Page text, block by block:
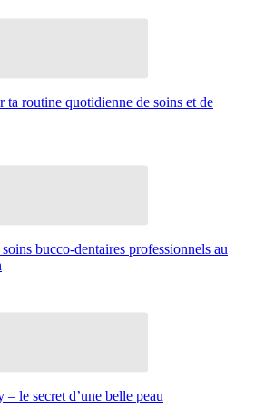
ta routine quotidienne de soins et de
bucco-dentaires professionnels au
– le secret d’une belle peau